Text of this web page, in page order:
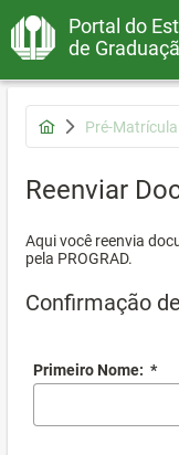
Portal do
de
Pré-Matrícula
Reenviar
Aqui você reenvia
pela PROGRAD.
Confirmação
Primeiro Nome: *